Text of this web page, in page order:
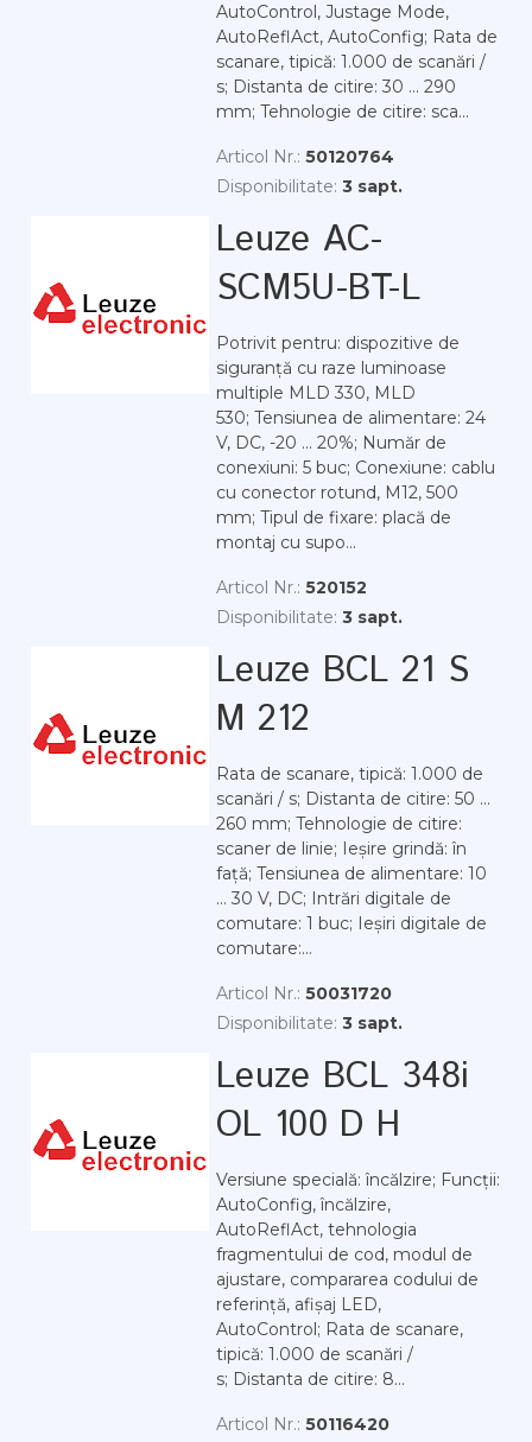
AutoControl, Justage Mode,
AutoReflAct, AutoConfig; Rata de
scanare, tipică: 1.000 de scanări /
s; Distanta de citire: 30 ... 290
mm; Tehnologie de citire: sca...
Articol Nr.: 50120764
Disponibilitate: 3 sapt.
Leuze AC-
SCM5U-BT-L
Potrivit pentru: dispozitive de
siguranță cu raze luminoase
multiple MLD 330, MLD
530; Tensiunea de alimentare: 24
V, DC, -20 ... 20%; Număr de
conexiuni: 5 buc; Conexiune: cablu
cu conector rotund, M12, 500
mm; Tipul de fixare: placă de
montaj cu supo...
Articol Nr.: 520152
Disponibilitate: 3 sapt.
Leuze BCL 21 S
M 212
Rata de scanare, tipică: 1.000 de
scanări / s; Distanta de citire: 50 ...
260 mm; Tehnologie de citire:
scaner de linie; Ieșire grindă: în
față; Tensiunea de alimentare: 10
... 30 V, DC; Intrări digitale de
comutare: 1 buc; Ieșiri digitale de
comutare:...
Articol Nr.: 50031720
Disponibilitate: 3 sapt.
Leuze BCL 348i
OL 100 D H
Versiune specială: încălzire; Funcții:
AutoConfig, încălzire,
AutoReflAct, tehnologia
fragmentului de cod, modul de
ajustare, compararea codului de
referință, afișaj LED,
AutoControl; Rata de scanare,
tipică: 1.000 de scanări /
s; Distanta de citire: 8...
Articol Nr.: 50116420